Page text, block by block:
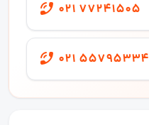
021 77241505
021 55795334